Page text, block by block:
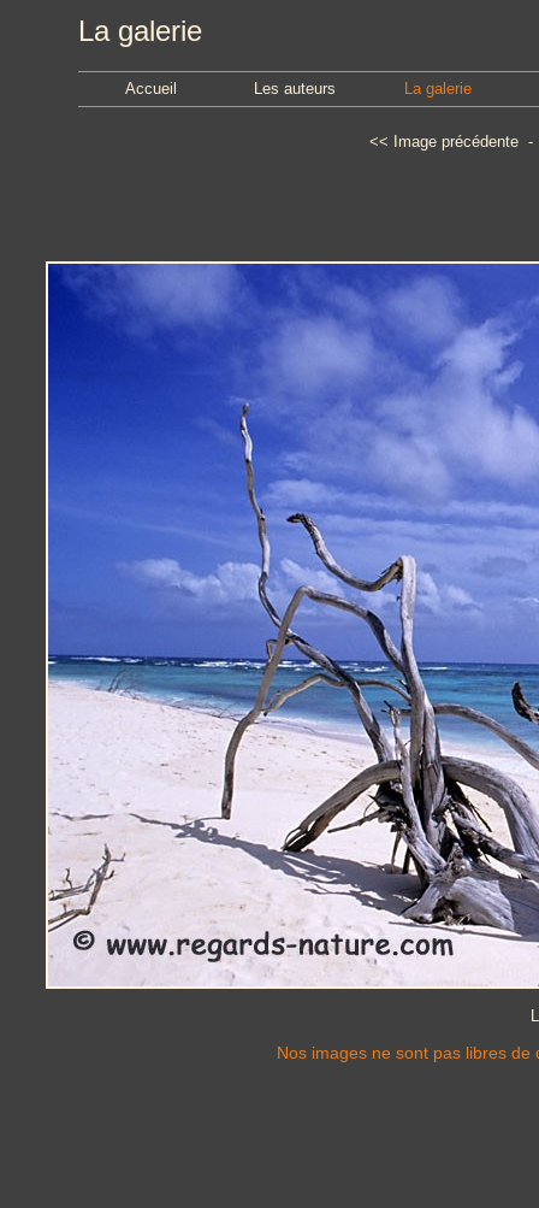
La galerie
Accueil Les auteurs La galerie
<< Image précédente
Nos images ne sont pas libres